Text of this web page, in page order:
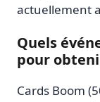
actuellement
Quels
pour
Cards Boom